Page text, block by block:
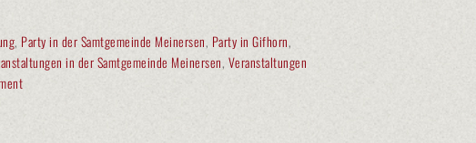
, Party in der Samtgemeinde Meinersen, Party in Gifhorn,
in der Samtgemeinde Meinersen, Veranstaltungen